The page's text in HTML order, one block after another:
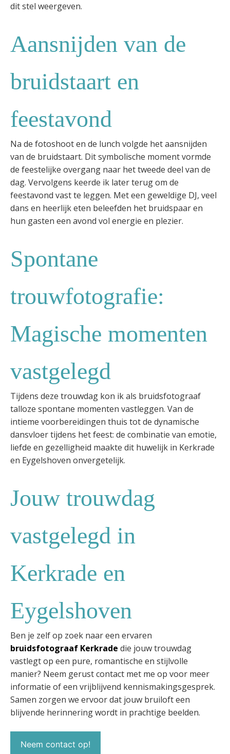
dit stel weergeven.
Aansnijden van de
bruidstaart en
feestavond
Na de fotoshoot en de lunch volgde het aansnijden
van de bruidstaart. Dit symbolische moment vormde
de feestelijke overgang naar het tweede deel van de
dag. Vervolgens keerde ik later terug om de
feestavond vast te leggen. Met een geweldige DJ, veel
dans en heerlijk eten beleefden het bruidspaar en
hun gasten een avond vol energie en plezier.
Spontane
trouwfotografie:
Magische momenten
vastgelegd
Tijdens deze trouwdag kon ik als bruidsfotograaf
talloze spontane momenten vastleggen. Van de
intieme voorbereidingen thuis tot de dynamische
dansvloer tijdens het feest: de combinatie van emotie,
liefde en gezelligheid maakte dit huwelijk in Kerkrade
en Eygelshoven onvergetelijk.
Jouw trouwdag
vastgelegd in
Kerkrade en
Eygelshoven
Ben je zelf op zoek naar een ervaren
bruidsfotograaf Kerkrade die jouw trouwdag
vastlegt op een pure, romantische en stijlvolle
manier? Neem gerust contact met me op voor meer
informatie of een vrijblijvend kennismakingsgesprek.
Samen zorgen we ervoor dat jouw bruiloft een
blijvende herinnering wordt in prachtige beelden.
Neem contact op!